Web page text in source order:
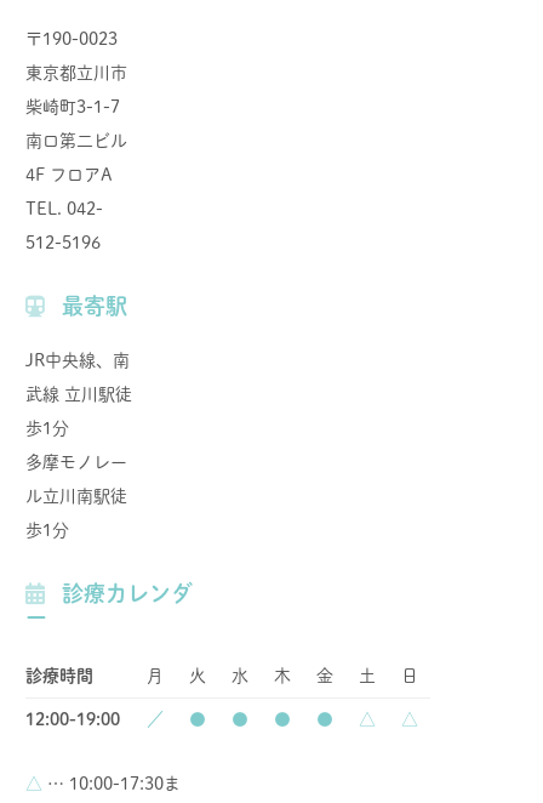
〒190-0023
東京都⽴川市
柴崎町3-1-7
南⼝第⼆ビル
4F フロアA
TEL. 042-
512-5196
最寄駅
JR中央線、南
武線 立川駅徒
歩1分
多摩モノレー
ル立川南駅徒
歩1分
診療カレンダ
ー
診療時間 月 火 水 木 金 土 日
12:00-19:00 ／ ● ● ● ● △ △
△ … 10:00-17:30ま